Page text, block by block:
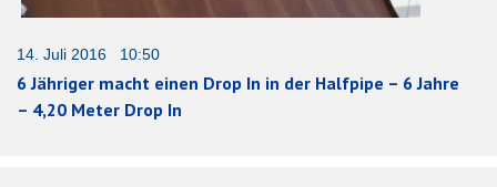
14. Juli 2016 10:50
6 Jähriger macht einen Drop In in der Halfpipe – 6 Jahre
– 4,20 Meter Drop In